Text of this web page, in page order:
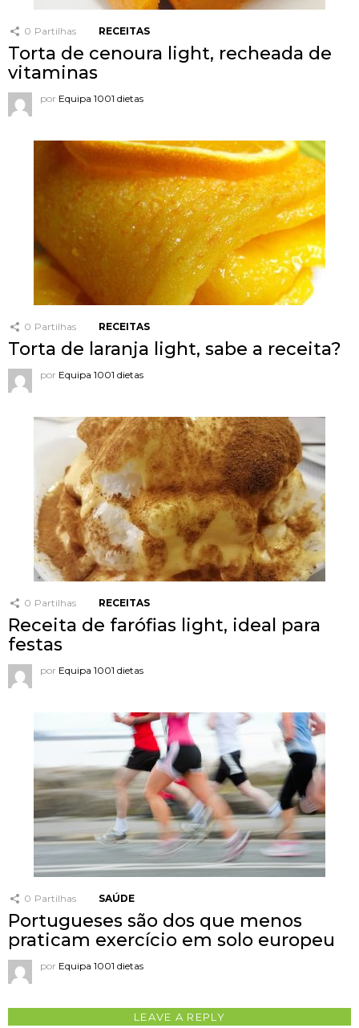
0 Partilhas RECEITAS
Torta de cenoura light, recheada de
vitaminas
por Equipa 1001 dietas
0 Partilhas RECEITAS
Torta de laranja light, sabe a receita?
por Equipa 1001 dietas
0 Partilhas RECEITAS
Receita de farófias light, ideal para
festas
por Equipa 1001 dietas
0 Partilhas SAÚDE
Portugueses são dos que menos
praticam exercício em solo europeu
por Equipa 1001 dietas
LEAVE A REPLY